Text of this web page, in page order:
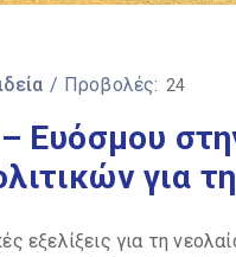
/ Προβολές: 24
Ευόσμου
για
εξελίξεις για τη